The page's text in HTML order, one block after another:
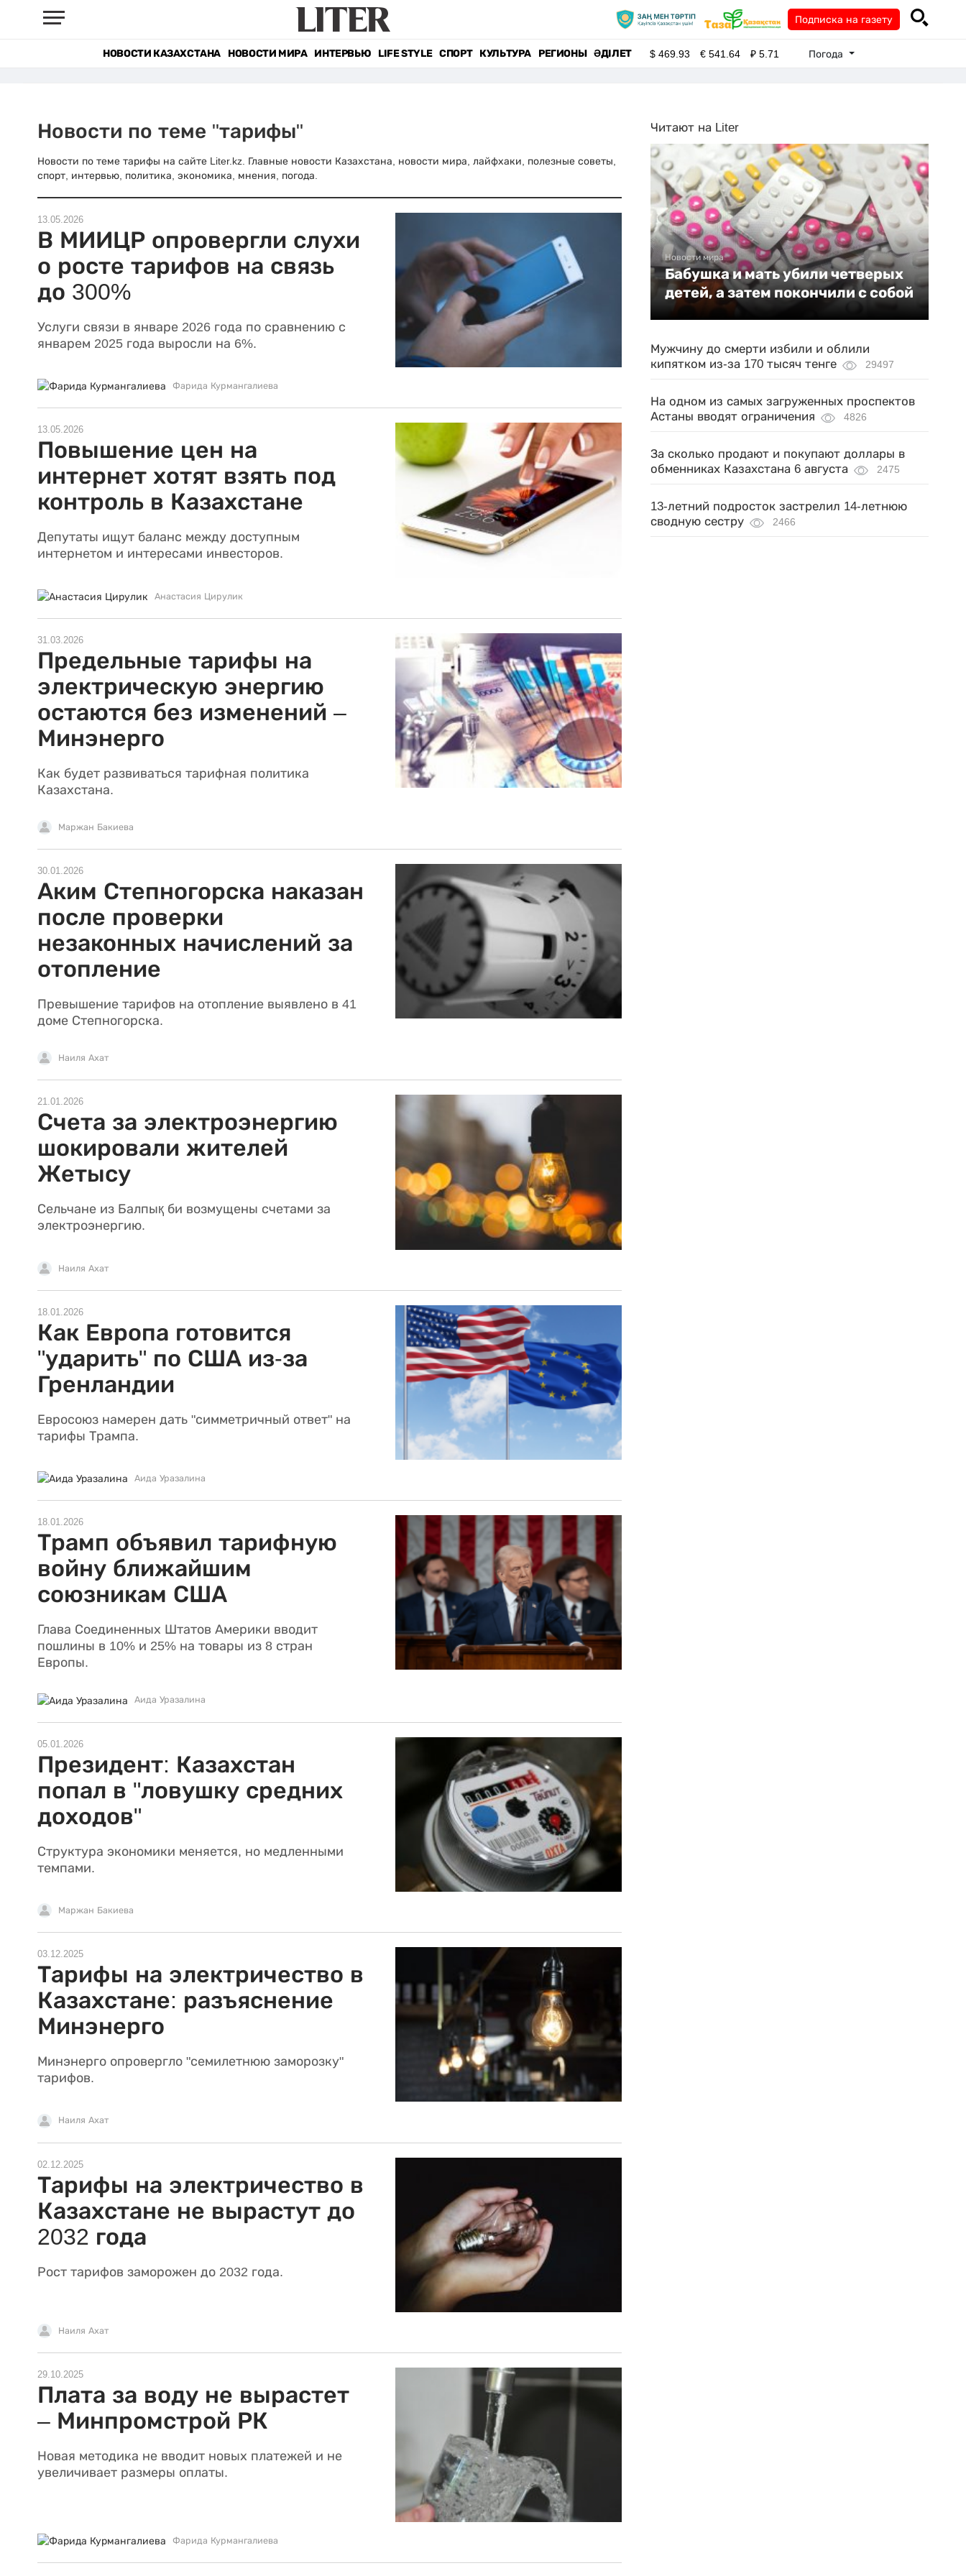
Подписка на газету
НОВОСТИ КАЗАХСТАНА НОВОСТИ МИРА ИНТЕРВЬЮ LIFE STYLE СПОРТ КУЛЬТУРА РЕГИОНЫ ӘДІЛЕТ $469.93 €541.64 ₽5.71 Погода
Новости по теме "тарифы"
Новости по теме тарифы на сайте Liter.kz. Главные новости Казахстана, новости мира, лайфхаки, полезные советы,
спорт, интервью, политика, экономика, мнения, погода.
13.05.2026
В МИИЦР опровергли слухи
о росте тарифов на связь
до 300%
Услуги связи в январе 2026 года по сравнению с
январем 2025 года выросли на 6%.
Фарида Курмангалиева
13.05.2026
Повышение цен на
интернет хотят взять под
контроль в Казахстане
Депутаты ищут баланс между доступным
интернетом и интересами инвесторов.
Анастасия Цирулик
31.03.2026
Предельные тарифы на
электрическую энергию
остаются без изменений –
Минэнерго
Как будет развиваться тарифная политика
Казахстана.
Маржан Бакиева
30.01.2026
Аким Степногорска наказан
после проверки
незаконных начислений за
отопление
Превышение тарифов на отопление выявлено в 41
доме Степногорска.
Наиля Ахат
21.01.2026
Счета за электроэнергию
шокировали жителей
Жетысу
Сельчане из Балпық би возмущены счетами за
электроэнергию.
Наиля Ахат
18.01.2026
Как Европа готовится
"ударить" по США из-за
Гренландии
Евросоюз намерен дать "симметричный ответ" на
тарифы Трампа.
Аида Уразалина
18.01.2026
Трамп объявил тарифную
войну ближайшим
союзникам США
Глава Соединенных Штатов Америки вводит
пошлины в 10% и 25% на товары из 8 стран
Европы.
Аида Уразалина
05.01.2026
Президент: Казахстан
попал в "ловушку средних
доходов"
Структура экономики меняется, но медленными
темпами.
Маржан Бакиева
03.12.2025
Тарифы на электричество в
Казахстане: разъяснение
Минэнерго
Минэнерго опровергло "семилетнюю заморозку"
тарифов.
Наиля Ахат
02.12.2025
Тарифы на электричество в
Казахстане не вырастут до
2032 года
Рост тарифов заморожен до 2032 года.
Наиля Ахат
29.10.2025
Плата за воду не вырастет
– Минпромстрой РК
Новая методика не вводит новых платежей и не
увеличивает размеры оплаты.
Фарида Курмангалиева
Читают на Liter
Новости мира
Бабушка и мать убили четверых
детей, а затем покончили с собой
Мужчину до смерти избили и облили
кипятком из-за 170 тысяч тенге
29497
На одном из самых загруженных проспектов
Астаны вводят ограничения
4826
За сколько продают и покупают доллары в
обменниках Казахстана 6 августа
2475
13-летний подросток застрелил 14-летнюю
сводную сестру
2466